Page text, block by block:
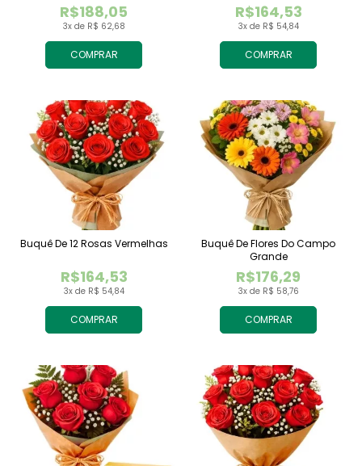
COMPRAR
3x de R$ 62,68
R$188,05
COMPRAR
3x de R$ 54,84
R$164,53
COMPRAR
3x de R$ 54,84
R$164,53
Buquê De 12 Rosas Vermelhas
COMPRAR
3x de R$ 58,76
R$176,29
Buquê De Flores Do Campo
Grande